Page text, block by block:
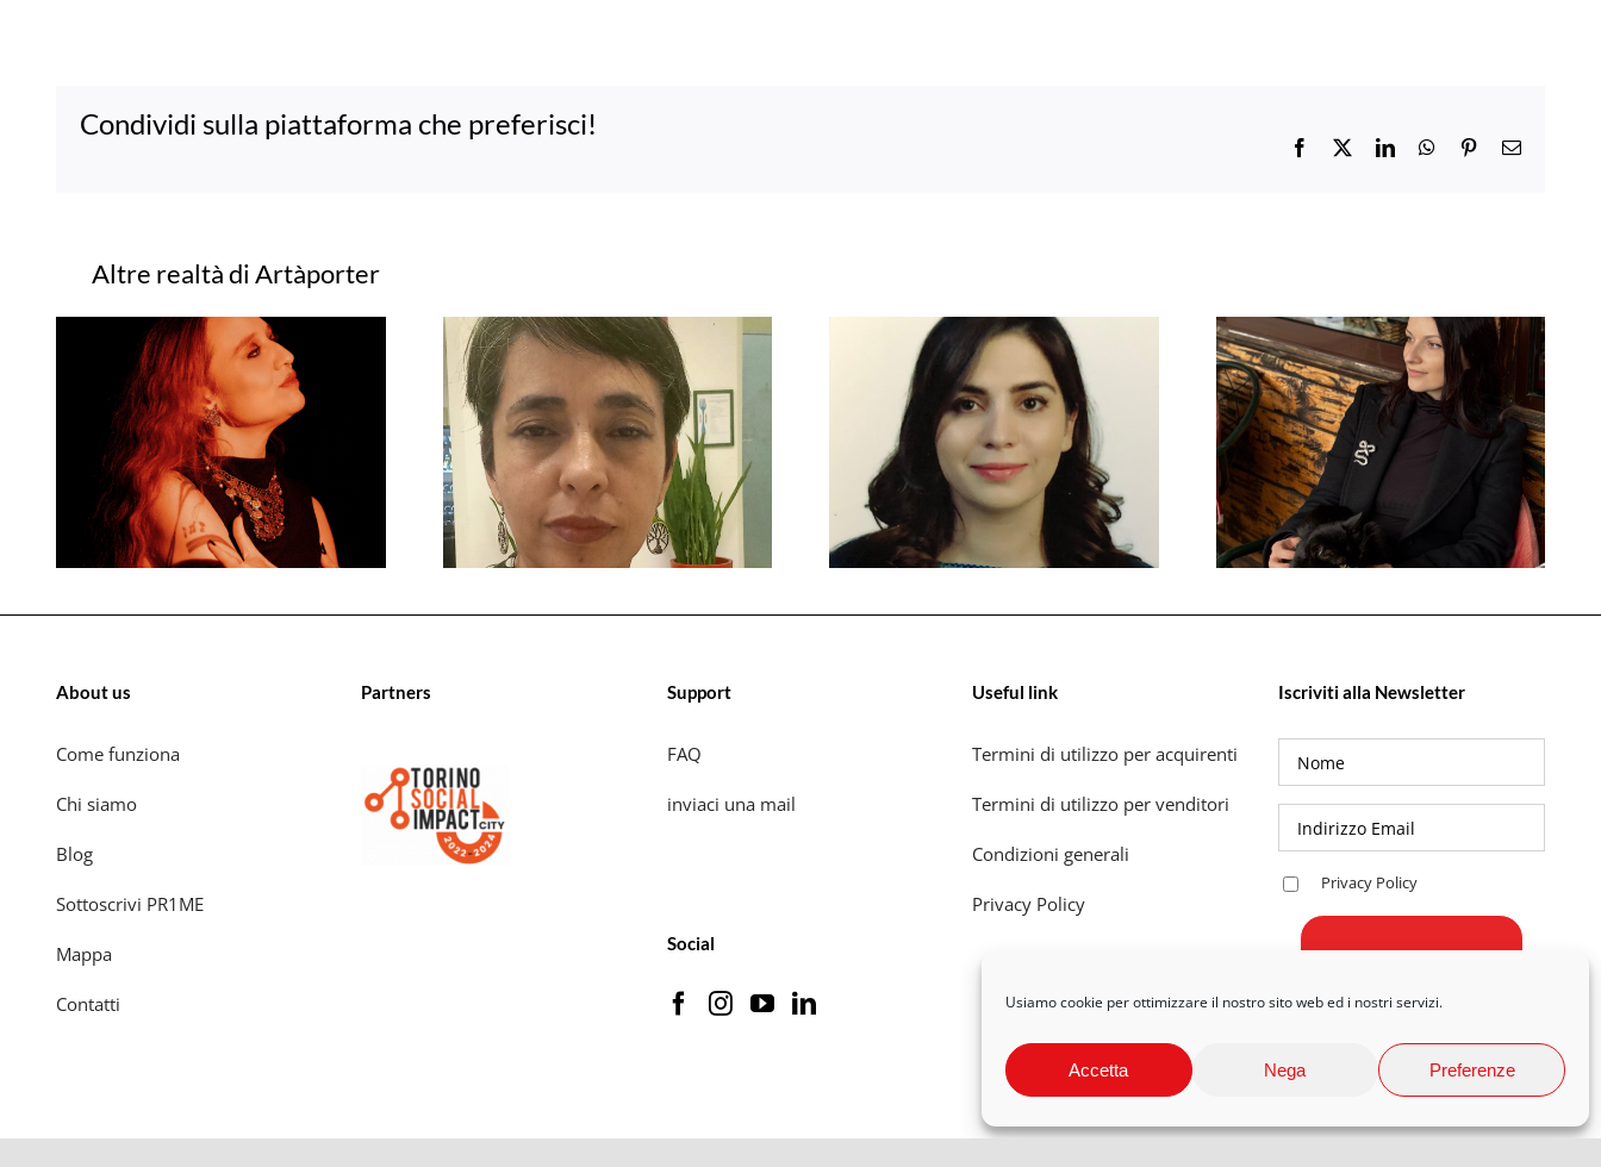
Usiamo cookie per ottimizzare il nostro sito web ed i nostri servizi.
Accetta Nega Preferenze
Condividi sulla piattaforma che preferisci!
Facebook
X LinkedInWhatsApp
PinterestEmail
Progetti correlati
About us
Come funziona
Chi siamo
Blog
Sottoscrivi PR1ME
Mappa
Contatti
Partners Support
FAQ
inviaci una mail
Social
Useful link
Termini di utilizzo per acquirenti
Termini di utilizzo per venditori
Condizioni generali
Privacy Policy
Iscriviti alla Newsletter
Privacy Policy